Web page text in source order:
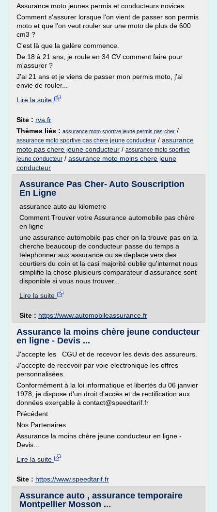
Assurance moto jeunes permis et conducteurs novices
Comment s'assurer lorsque l'on vient de passer son permis
moto et que l'on veut rouler sur une moto de plus de 600
cm3 ?
C'est là que la galère commence.
De 18 à 21 ans, je roule en 34 CV comment faire pour
m'assurer ?
J'ai 21 ans et je viens de passer mon permis moto, j'ai
envie de rouler...
Lire la suite
Site : rva.fr
Thèmes liés : assurance moto sportive jeune permis pas cher /
assurance moto sportive pas chere jeune conducteur / assurance
moto pas chere jeune conducteur / assurance moto sportive
jeune conducteur / assurance moto moins chere jeune
conducteur
Assurance Pas Cher- Auto Souscription
En Ligne
assurance auto au kilometre
Comment Trouver votre Assurance automobile pas chère
en ligne
une assurance automobile pas cher on la trouve pas on la
cherche beaucoup de conducteur passe du temps a
telephonner aux assurance ou se deplace vers des
courtiers du coin et la casi majorité oublie qu'internet nous
simplifie la chose plusieurs comparateur d'assurance sont
disponible si vous nous trouver...
Lire la suite
Site : https://www.automobileassurance.fr
Assurance la moins chère jeune conducteur
en ligne - Devis ...
J'accepte les CGU et de recevoir les devis des assureurs.
J'accepte de recevoir par voie electronique les offres
personnalisées.
Conformément à la loi informatique et libertés du 06 janvier
1978, je dispose d'un droit d'accès et de rectification aux
données exerçable à contact@speedtarif.fr
Précédent
Nos Partenaires
Assurance la moins chère jeune conducteur en ligne -
Devis...
Lire la suite
Site : https://www.speedtarif.fr
Assurance auto , assurance temporaire
Montpellier Mosson ...